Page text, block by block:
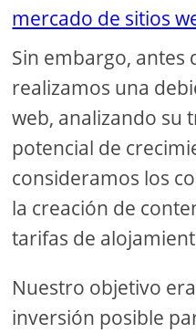
mercado de sitios
Sin embargo, antes
realizamos una
web, analizando su
potencial de
consideramos los
la creación de
tarifas de
Nuestro objetivo
inversión posible